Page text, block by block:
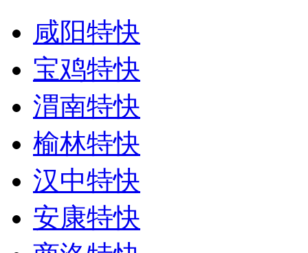
咸阳特快
宝鸡特快
渭南特快
榆林特快
汉中特快
安康特快